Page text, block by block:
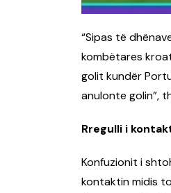
“Sipas të
kombëtares
golit kundër
anulonte golin”,
Rregulli i
Konfuzionit i
kontaktin midis